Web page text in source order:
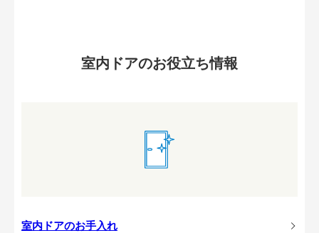
室内ドアのお役立ち情報
室内ドアのお手入れ